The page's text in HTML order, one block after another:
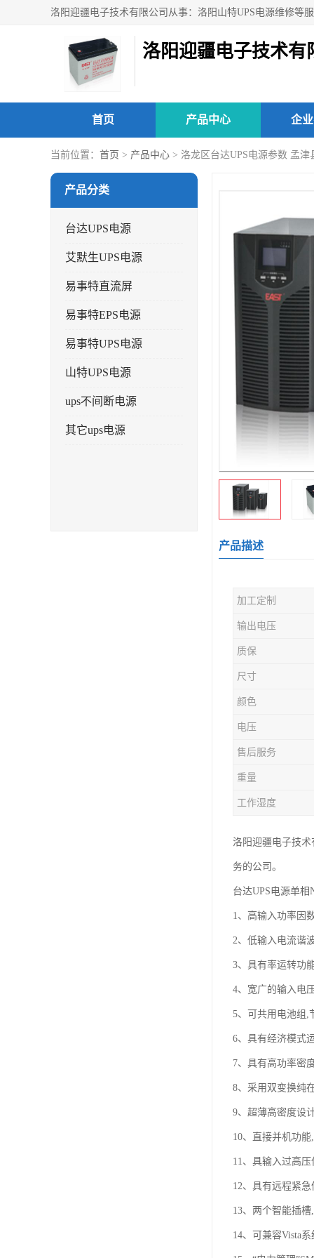
洛阳迎疆电子技术有
首页 产品中心 企
当前位置： 首页 > 产品中心 > 洛龙区台达UPS电源参数 孟
产品分类
台达UPS电源
艾默生UPS电源
易事特直流屏
易事特EPS电源
易事特UPS电源
山特UPS电源
ups不间断电源
其它ups电源
产品描述
加工定制
输出电压
质保
尺寸
颜色
电压
售后服务
重量
工作湿度
洛阳迎疆电子技
务的公司。
台达UPS电源单相
1、高输入功率因
2、低输入电流谐
3、具有率运转功
4、宽广的输入电
5、可共用电池组,
6、具有经济模式
7、具有高功率密
8、采用双变换纯
9、超薄高密度设
10、直接并机功
11、具输入过高
12、具有远程紧
13、两个智能插
14、可兼容Vista